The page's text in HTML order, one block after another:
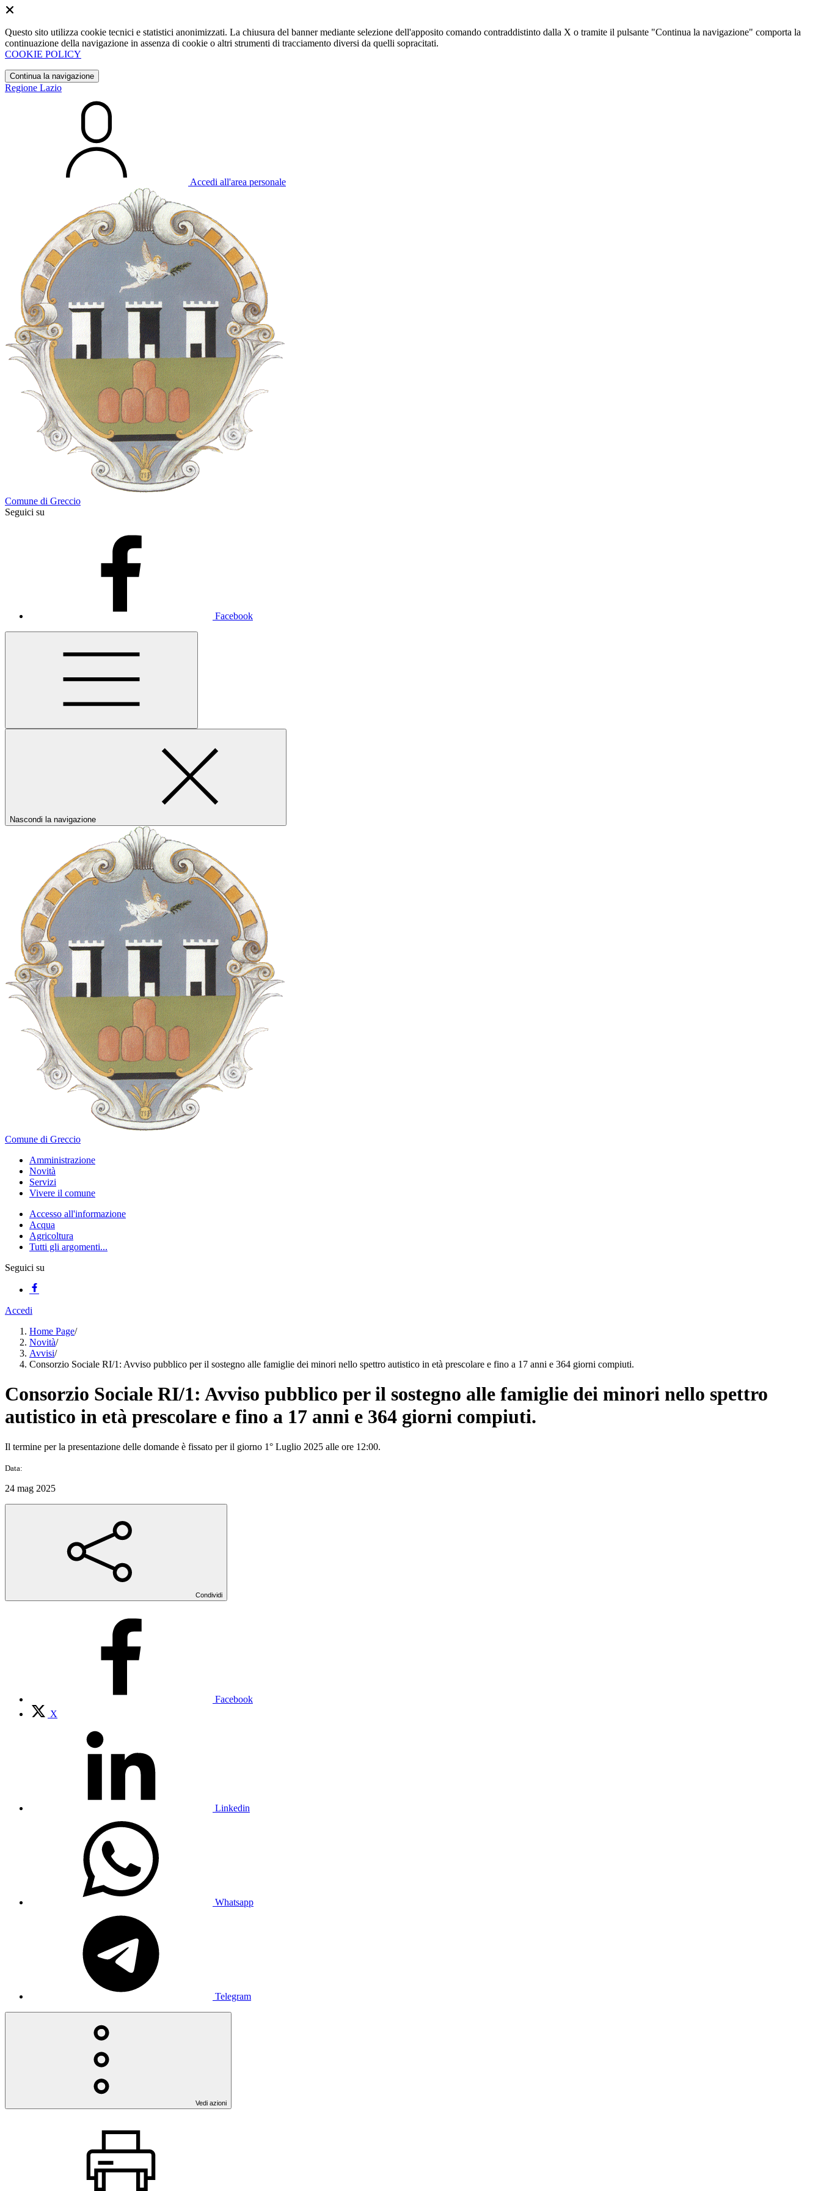
Questo sito utilizza cookie tecnici e statistici anonimizzati. La chiusura del banner mediante selezione dell'apposito comando contraddistinto dalla X o tramite il pulsante "Continua la navigazione" comporta la
continuazione della navigazione in assenza di cookie o altri strumenti di tracciamento diversi da quelli sopracitati.
COOKIE POLICY
Continua la navigazione
Regione Lazio
Accedi all'area personale
Comune di Greccio
Seguici su
Facebook
Nascondi la navigazione
Comune di Greccio
Amministrazione
Novità
Servizi
Vivere il comune
Accesso all'informazione
Acqua
Agricoltura
Tutti gli argomenti...
Seguici su
Accedi
Home Page/
Novità/
Avvisi/
Consorzio Sociale RI/1: Avviso pubblico per il sostegno alle famiglie dei minori nello spettro autistico in età prescolare e fino a 17 anni e 364 giorni compiuti.
Consorzio Sociale RI/1: Avviso pubblico per il sostegno alle famiglie dei minori nello spettro
autistico in età prescolare e fino a 17 anni e 364 giorni compiuti.
Il termine per la presentazione delle domande è fissato per il giorno 1° Luglio 2025 alle ore 12:00.
Data:
24 mag 2025
Condividi
Facebook
X
Linkedin
Whatsapp
Telegram
Vedi azioni